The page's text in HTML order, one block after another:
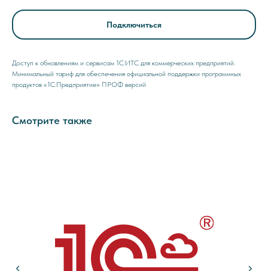
Подключиться
Доступ к обновлениям и сервисам 1С:ИТС для коммерческих предприятий.
Минимальный тариф для обеспечения официальной поддержки программных
продуктов «1С:Предприятие» ПРОФ версий
Смотрите также